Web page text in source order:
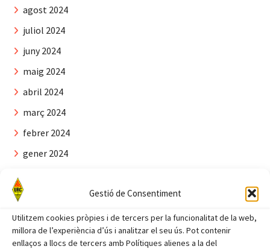
Gestió de Consentiment
Utilitzem cookies pròpies i de tercers per la funcionalitat de la web,
millora de l’experiència d’ús i analitzar el seu ús. Pot contenir
enllaços a llocs de tercers amb Polítiques alienes a la del
agost 2024
juliol 2024
juny 2024
maig 2024
abril 2024
març 2024
febrer 2024
gener 2024
novembre 2023
octubre 2023
setembre 2023